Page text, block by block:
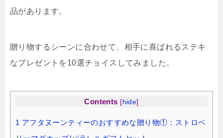
品があります。
贈り物するシーンに合わせて、相手に喜ばれるステキ
なプレゼントを10選チョイスしてみました。
Contents [ hide]
1 アフタヌーンティーのおすすめな贈り物①：ストロベ